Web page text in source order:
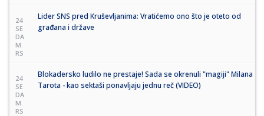
24
SE
DA
M.
RS
Lider SNS pred Kruševljanima: Vratićemo ono što je oteto od
građana i države
24
SE
DA
M.
RS
Blokadersko ludilo ne prestaje! Sada se okrenuli "magiji" Milana
Tarota - kao sektaši ponavljaju jednu reč (VIDEO)